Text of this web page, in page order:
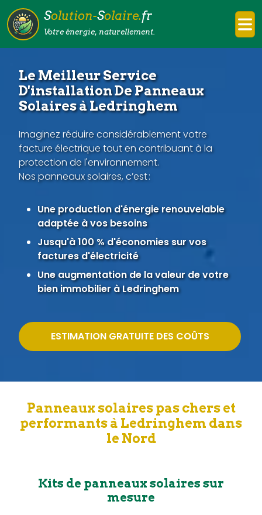
Solution-Solaire.fr
Votre énergie, naturellement.
Le Meilleur Service
D'installation De Panneaux
Solaires à Ledringhem
Imaginez réduire considérablement votre
facture électrique tout en contribuant à la
protection de l'environnement.
Nos panneaux solaires, c’est :
Une production d'énergie renouvelable
adaptée à vos besoins
Jusqu'à 100 % d'économies sur vos
factures d'électricité
Une augmentation de la valeur de votre
bien immobilier à Ledringhem
ESTIMATION GRATUITE DES COÛTS
Panneaux solaires pas chers et
performants à Ledringhem dans
le Nord
Kits de panneaux solaires sur
mesure